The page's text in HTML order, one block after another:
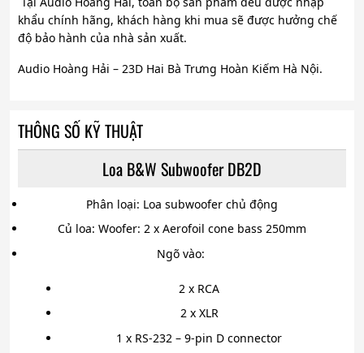
khẩu chính hãng, khách hàng khi mua sẽ được hưởng chế
độ bảo hành của nhà sản xuất.
Audio Hoàng Hải – 23D Hai Bà Trưng Hoàn Kiếm Hà Nội.
THÔNG SỐ KỸ THUẬT
Loa B&W Subwoofer DB2D
Phân loại: Loa subwoofer chủ động
Củ loa: Woofer: 2 x Aerofoil cone bass 250mm
Ngõ vào:
2 x RCA
2 x XLR
1 x RS-232 – 9-pin D connector